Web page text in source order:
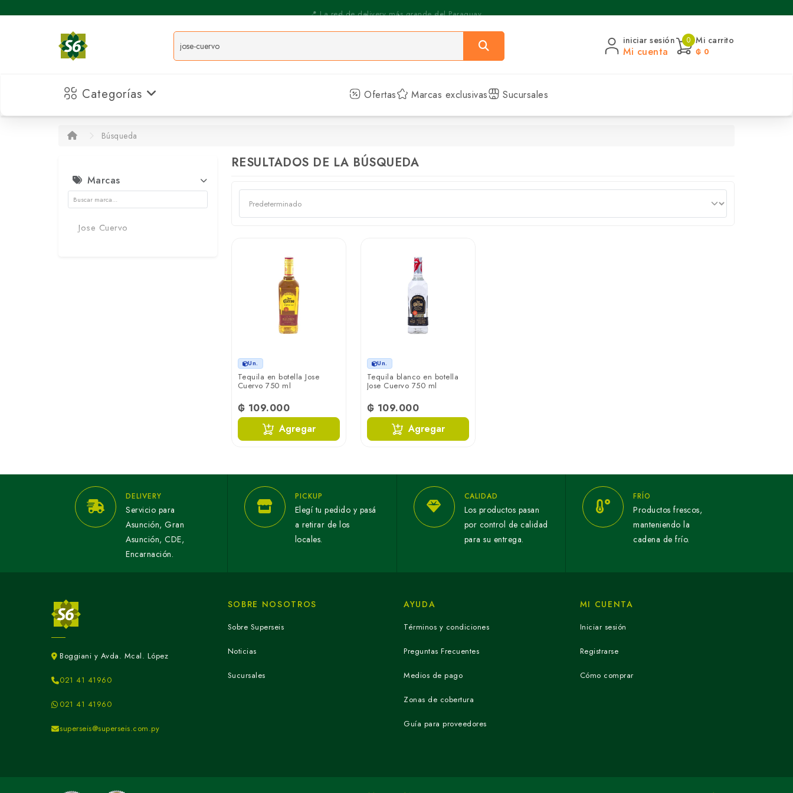
⚡️ Pickup Express - Retirás en 30 min.
iniciar sesión
Mi cuenta
0 Mi carrito
₲ 0
Categorías Ofertas Marcas exclusivas Sucursales
Búsqueda
Marcas
Jose Cuervo
RESULTADOS DE LA BÚSQUEDA
Un.
Tequila en botella Jose
Cuervo 750 ml
₲ 109.000
Agregar
Un.
Tequila blanco en botella
Jose Cuervo 750 ml
₲ 109.000
Agregar
DELIVERY
Servicio para
Asunción, Gran
Asunción, CDE,
Encarnación.
PICKUP
Elegí tu pedido y pasá
a retirar de los
locales.
CALIDAD
Los productos pasan
por control de calidad
para su entrega.
FRÍO
Productos frescos,
manteniendo la
cadena de frío.
Boggiani y Avda. Mcal. López
021 41 41960
021 41 41960
superseis@superseis.com.py
SOBRE NOSOTROS
Sobre Superseis
Noticias
Sucursales
AYUDA
Términos y condiciones
Preguntas Frecuentes
Medios de pago
Zonas de cobertura
Guía para proveedores
MI CUENTA
Iniciar sesión
Registrarse
Cómo comprar